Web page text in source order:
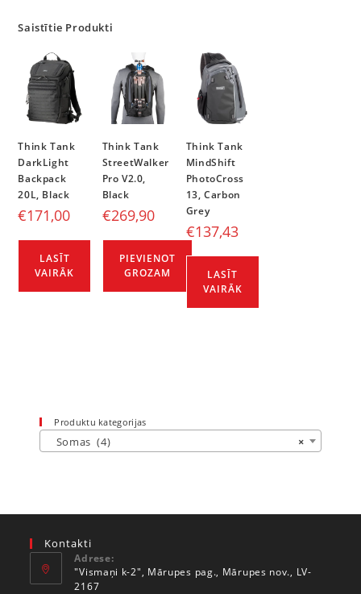
Saistītie Produkti
Think Tank
DarkLight
Backpack
20L, Black
€171,00
LASĪT
VAIRĀK
Think Tank
StreetWalker
Pro V2.0,
Black
€269,90
PIEVIENOT
GROZAM
Think Tank
MindShift
PhotoCross
13, Carbon
Grey
€137,43
LASĪT
VAIRĀK
Produktu kategorijas
×
Somas (4)
Kontakti
Adrese:
"Vismaņi k-2", Mārupes pag., Mārupes nov., LV-
2167